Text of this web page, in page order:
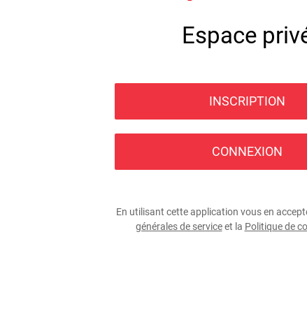
Espace
INSCRIPTION
CONNEXION
En utilisant cette application vous en
générales de serviceet la Politique de